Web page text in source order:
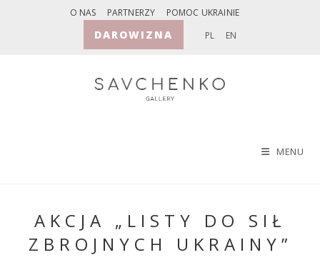
O NAS PARTNERZY POMOC UKRAINIE
DAROWIZNA PL EN
MENU
AKCJA „LISTY DO SIŁ
ZBROJNYCH UKRAINY”